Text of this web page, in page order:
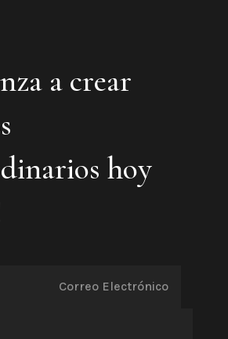
a crear
hoy